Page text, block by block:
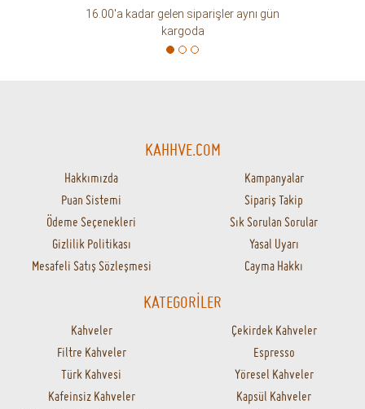
16.00'a kadar gelen siparişler aynı gün
kargoda
KAHHVE.COM
Hakkımızda
Kampanyalar
Puan Sistemi
Sipariş Takip
Ödeme Seçenekleri
Sık Sorulan Sorular
Gizlilik Politikası
Yasal Uyarı
Mesafeli Satış Sözleşmesi
Cayma Hakkı
KATEGORİLER
Kahveler
Çekirdek Kahveler
Filtre Kahveler
Espresso
Türk Kahvesi
Yöresel Kahveler
Kafeinsiz Kahveler
Kapsül Kahveler